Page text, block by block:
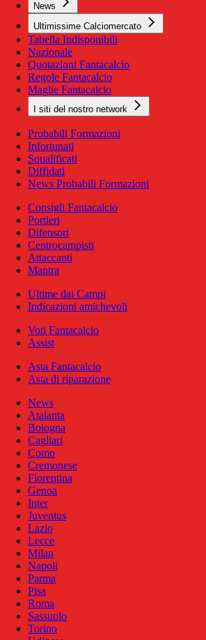
News
Ultimissime Calciomercato
Tabella Indisponibili
Nazionale
Quotazioni Fantacalcio
Regole Fantacalcio
Maglie Fantacalcio
I siti del nostro network
Probabili Formazioni
Infortunati
Squalificati
Diffidati
News Probabili Formazioni
Consigli Fantacalcio
Portieri
Difensori
Centrocampisti
Attaccanti
Mantra
Ultime dai Campi
Indicazioni amichevoli
Voti Fantacalcio
Assist
Asta Fantacalcio
Asta di riparazione
News
Atalanta
Bologna
Cagliari
Como
Cremonese
Fiorentina
Genoa
Inter
Juventus
Lazio
Lecce
Milan
Napoli
Parma
Pisa
Roma
Sassuolo
Torino